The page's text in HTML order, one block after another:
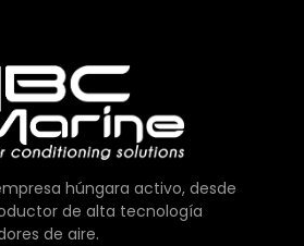
húngara activo, desde
de alta tecnología
de aire.